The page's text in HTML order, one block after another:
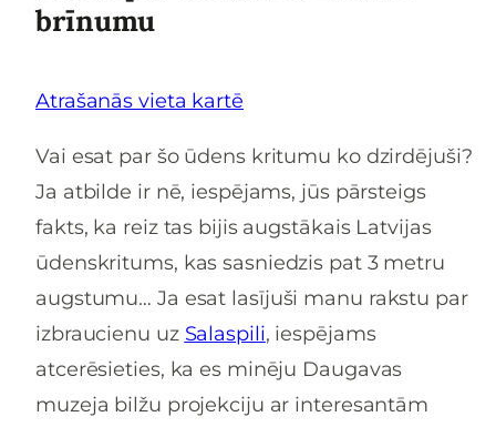
brīnumu
Atrašanās vieta kartē
Vai esat par šo ūdens kritumu ko dzirdējuši?
Ja atbilde ir nē, iespējams, jūs pārsteigs
fakts, ka reiz tas bijis augstākais Latvijas
ūdenskritums, kas sasniedzis pat 3 metru
augstumu… Ja esat lasījuši manu rakstu par
izbraucienu uz Salaspili, iespējams
atcerēsieties, ka es minēju Daugavas
muzeja bilžu projekciju ar interesantām